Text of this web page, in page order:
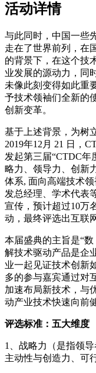
活动详情
与此同时，中国一些
走在了世界前列，在
的背景下，在这个技
业发展的源动力，同
未像此刻变得如此重
予技术领袖们全新的
创新变革。
基于上述背景，为树
2019年12月 21 日，
发起第三届“CTDC年
略力、领导力、创新
体系, 面向高端技术
发总经理、学术代表
宣传，预计超过10万
动，最终评选出互联
本届盛典的主旨是“数
解技术驱动产品是企
业一起见证技术创新
多的参与嘉宾通过对
加速布局新技术，与
动产业技术快速向前
评选标准：五大维度
1、战略力（是指领
主动性与创造力、可